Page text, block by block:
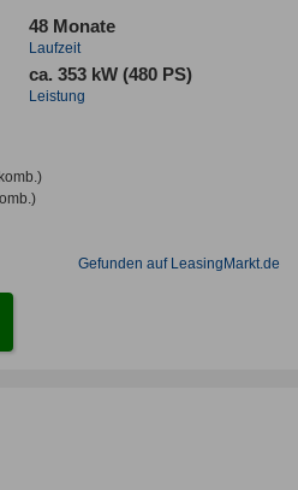
48 Monate
Laufzeit
ca. 353 kW (480 PS)
Leistung
Gefunden auf LeasingMarkt.de